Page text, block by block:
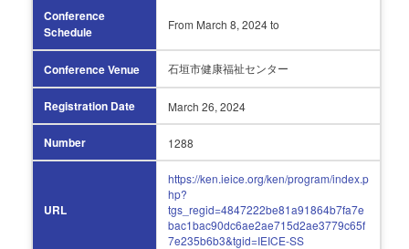
Conference
Schedule
From March 8, 2024 to
Conference Venue 石垣市健康福祉センター
Registration Date March 26, 2024
Number 1288
URL
https://ken.ieice.org/ken/program/index.p
hp?
tgs_regid=4847222be81a91864b7fa7e
bac1bac90dc6ae2ae715d2ae3779c65f
7e235b6b3&tgid=IEICE-SS